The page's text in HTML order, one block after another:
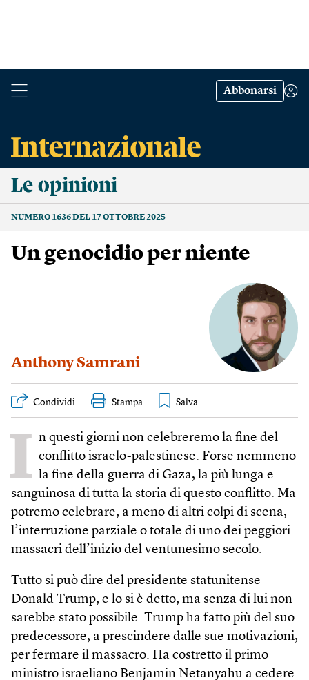
Abbonarsi
Le opinioni
NUMERO 1636 DEL 17 OTTOBRE 2025
Un genocidio per niente
Anthony Samrani
Condividi Stampa
I n questi giorni non celebreremo la fine del
conflitto israelo-palestinese. Forse nemmeno
la fine della guerra di Gaza, la più lunga e
sanguinosa di tutta la storia di questo conflitto. Ma
potremo celebrare, a meno di altri colpi di scena,
l’interruzione parziale o totale di uno dei peggiori
massacri dell’inizio del ventunesimo secolo.
Tutto si può dire del presidente statunitense
Donald Trump, e lo si è detto, ma senza di lui non
sarebbe stato possibile. Trump ha fatto più del suo
predecessore, a prescindere dalle sue motivazioni,
per fermare il massacro. Ha costretto il primo
ministro israeliano Benjamin Netanyahu a cedere.